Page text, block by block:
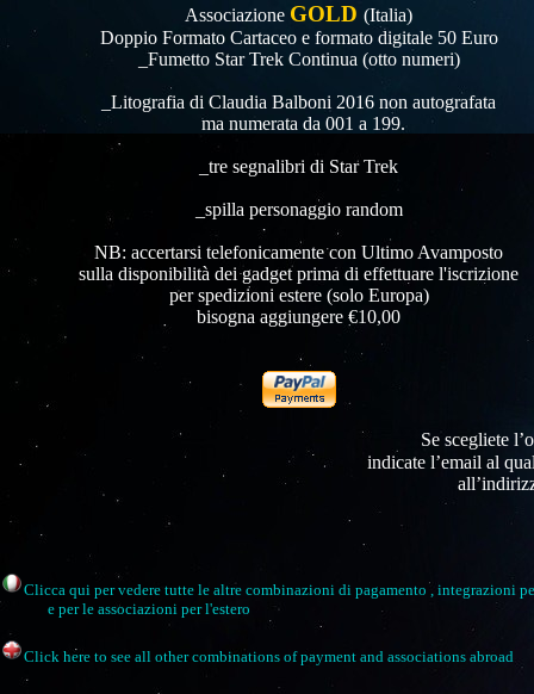
Associazione GOLD (Italia)
Doppio Formato Cartaceo e formato digitale50 Euro
_Fumetto Star Trek Continua (otto numeri)
_Litografia di Claudia Balboni 2016 non autografata
ma numerata da 001 a 199.
_tre segnalibri di Star Trek
_spilla personaggio random
NB: accertarsi telefonicamente con Ultimo Avamposto
sulla disponibilità dei gadget prima di effettuare l'iscrizione
per spedizioni estere (solo Europa)
bisogna aggiungere €10,00
Se scegliete
indicate l’email al
Clicca qui per vedere tutte le altre combinazioni di pagamento , integrazioni
e per le associazioni per l'estero
Click here to see all other combinations of payment and associations abroad